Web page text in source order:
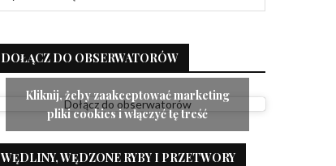
DOŁĄCZ DO OBSERWATORÓW
Dołącz do obserwatorów
Kliknij, żeby zaakceptować marketing
pliki cookies i włączyć tę treść
WĘDLINY, WĘDZONE RYBY I PRZETWORY